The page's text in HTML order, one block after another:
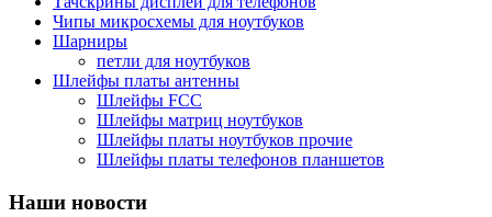
Чипы микросхемы для ноутбуков
Шарниры
петли для ноутбуков
Шлейфы платы антенны
Шлейфы FCC
Шлейфы матриц ноутбуков
Шлейфы платы ноутбуков прочие
Шлейфы платы телефонов планшетов
Наши новости